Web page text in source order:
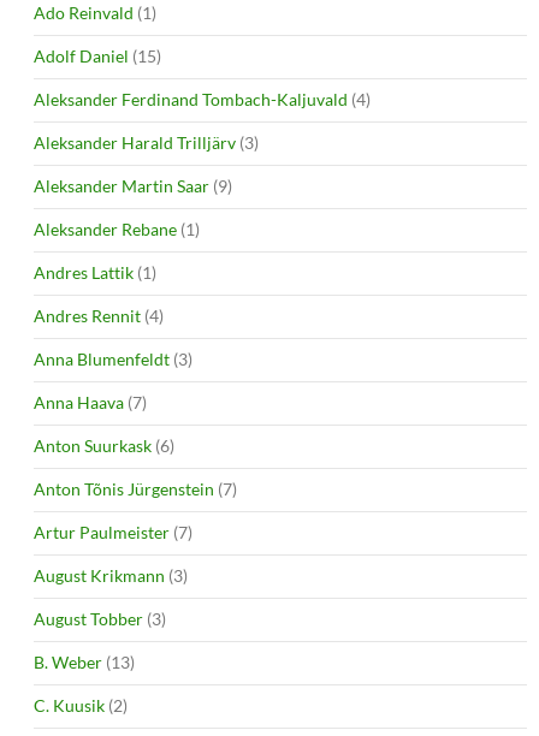
Ado Reinvald (1)
Adolf Daniel (15)
Aleksander Ferdinand Tombach-Kaljuvald (4)
Aleksander Harald Trilljärv (3)
Aleksander Martin Saar (9)
Aleksander Rebane (1)
Andres Lattik (1)
Andres Rennit (4)
Anna Blumenfeldt (3)
Anna Haava (7)
Anton Suurkask (6)
Anton Tõnis Jürgenstein (7)
Artur Paulmeister (7)
August Krikmann (3)
August Tobber (3)
B. Weber (13)
C. Kuusik (2)